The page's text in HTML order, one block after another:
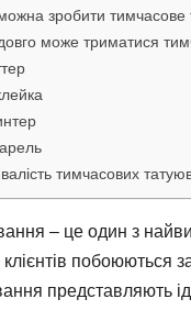
зробити тимчасове
може триматися
тимчасових
– це один з
клієнтів побоюються
представляють